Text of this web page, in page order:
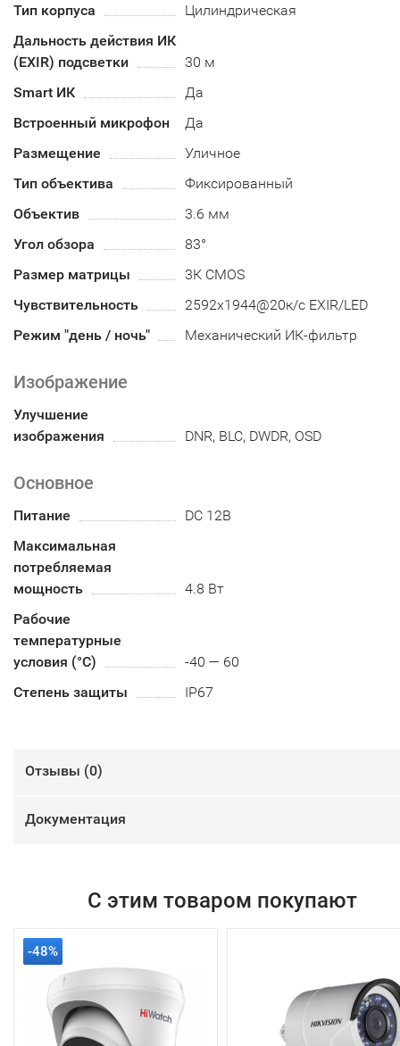
Тип корпуса
Цилиндрическая
Дальность действия ИК
(EXIR) подсветки
30 м
Smart ИК
Да
Встроенный микрофон
Да
Размещение
Уличное
Тип объектива
Фиксированный
Объектив
3.6 мм
Угол обзора
83°
Размер матрицы
3К CMOS
Чувствительность
2592x1944@20к/с EXIR/LED
Режим "день / ночь"
Механический ИК-фильтр
Изображение
Улучшение
изображения
DNR, BLC, DWDR, OSD
Основное
Питание
DC 12В
Максимальная
потребляемая
мощность
4.8 Вт
Рабочие
температурные
условия (°С)
-40 — 60
Степень защиты
IP67
Отзывы (0)
Документация
С этим товаром покупают
-48%